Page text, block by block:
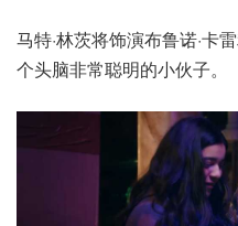
马特·林茨将饰演布鲁诺·卡
个头脑非常聪明的小伙子。